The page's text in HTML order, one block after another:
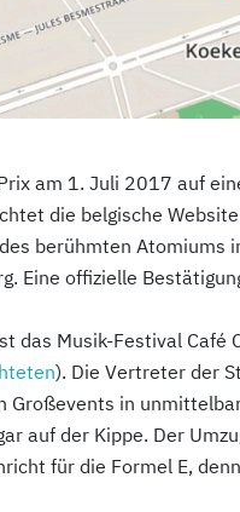
am 1. Juli 2017 auf
die belgische
berühmten Atomiums
Eine offizielle
das Musik-Festival Café
). Die Vertreter der
Großevents in
auf der Kippe. Der
für die Formel E,